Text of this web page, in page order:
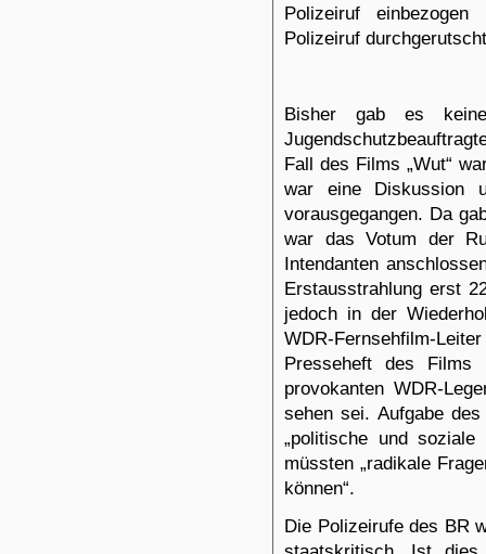
Polizeiruf
Polizeiruf
Bisher gab es
Fall des Films „Wut“
war eine Diskussion
vorausgegangen. Da
war das Votum der
Intendanten
Erstausstrahlung erst
jedoch in der
WDR-Fernsehfilm-
Presseheft des
provokanten WDR-
sehen sei. Aufgabe
„politische und soziale
müssten „radikale
können“.
Die Polizeirufe des BR